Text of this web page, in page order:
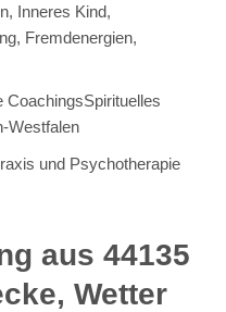
Inneres Kind,
Fremdenergien,
CoachingsSpirituelles
Westfalen
und Psychotherapie
aus 44135
Wetter